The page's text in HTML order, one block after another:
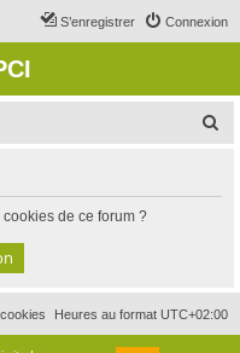
Connexion
S’enregistrer
c
de ce forum ?
Heures au format UTC+02:00